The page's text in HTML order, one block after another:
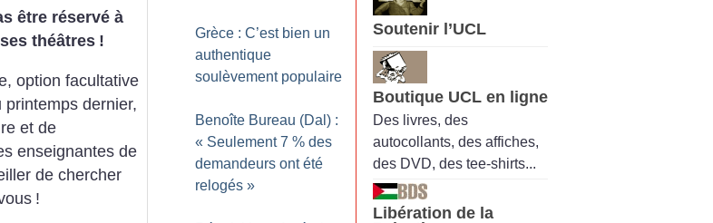
être réservé à
théâtres !
option facultative
dernier,
et de
enseignantes de
de chercher
!
Grèce : C’est bien un
authentique
soulèvement populaire
Benoîte Bureau (Dal) :
« Seulement 7 % des
demandeurs ont été
relogés »
Soutenir l’UCL
Boutique UCL en ligne
Des livres, des
autocollants, des affiches,
des DVD, des tee-shirts...
Libération de la